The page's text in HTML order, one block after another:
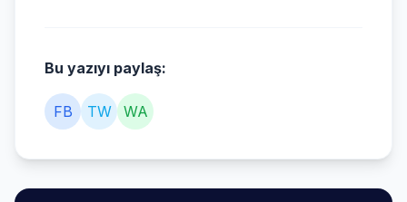
Bu yazıyı paylaş:
FB TW WA